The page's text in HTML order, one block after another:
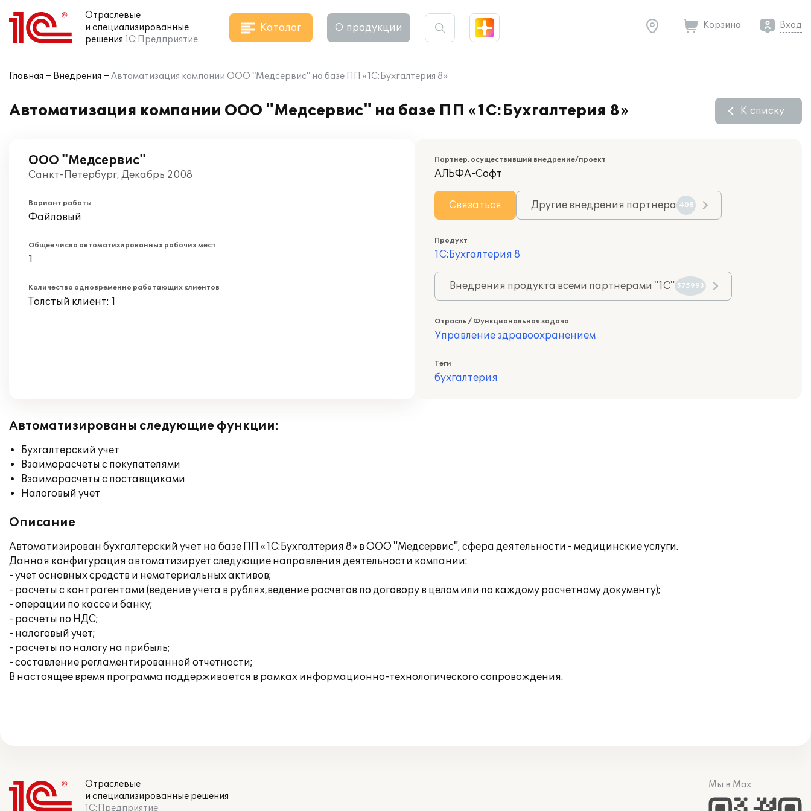
Отраслевые
и специализированные
решения 1С:Предприятие
Каталог О продукции Корзина Вход
Главная Внедрения Автоматизация компании ООО "Медсервис" на базе ПП «1С:Бухгалтерия 8»
Автоматизация компании ООО "Медсервис" на базе ПП «1С:Бухгалтерия 8» К списку
ООО "Медсервис"
Санкт-Петербург, Декабрь 2008
Вариант работы
Файловый
Общее число автоматизированных рабочих мест
1
Количество одновременно работающих клиентов
Толстый клиент: 1
Партнер, осуществивший внедрение/проект
АЛЬФА-Софт
Связаться Другие внедрения партнера 408
Продукт
1С:Бухгалтерия 8
Внедрения продукта всеми партнерами "1С" 575993
Отрасль / Функциональная задача
Управление здравоохранением
Теги
бухгалтерия
Автоматизированы следующие функции:
Бухгалтерский учет
Взаиморасчеты с покупателями
Взаиморасчеты с поставщиками
Налоговый учет
Описание
Автоматизирован бухгалтерский учет на базе ПП «1С:Бухгалтерия 8» в ООО "Медсервис", сфера деятельности - медицинские услуги.
Данная конфигурация автоматизирует следующие направления деятельности компании:
- учет основных средств и нематериальных активов;
- расчеты с контрагентами (ведение учета в рублях,ведение расчетов по договору в целом или по каждому расчетному документу);
- операции по кассе и банку;
- расчеты по НДС;
- налоговый учет;
- расчеты по налогу на прибыль;
- составление регламентированной отчетности;
В настоящее время программа поддерживается в рамках информационно-технологического сопровождения.
Отраслевые
и специализированные решения
1С:Предприятие
Мы в Max